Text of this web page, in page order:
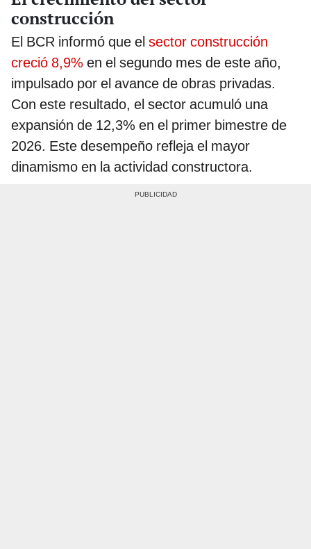
construcción
El BCR informó que el sector construcción
creció 8,9% en el segundo mes de este año,
impulsado por el avance de obras privadas.
Con este resultado, el sector acumuló una
expansión de 12,3% en el primer bimestre de
2026. Este desempeño refleja el mayor
dinamismo en la actividad constructora.